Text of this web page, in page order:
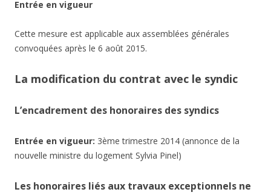
Entrée en vigueur
Cette mesure est applicable aux assemblées générales
convoquées après le 6 août 2015.
La modification du contrat avec le syndic
L’encadrement des honoraires des syndics
Entrée en vigueur: 3ème trimestre 2014 (annonce de la
nouvelle ministre du logement Sylvia Pinel)
Les honoraires liés aux travaux exceptionnels ne